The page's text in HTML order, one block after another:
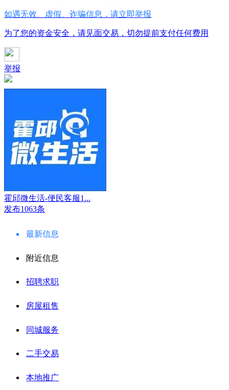
如遇无效、虚假、诈骗信息，请立即举报
为了您的资金安全，请见面交易，切勿提前支付任何费用
举报
霍邱微生活-便民客服1...
发布1063条
最新信息
附近信息
招聘求职
房屋租售
同城服务
二手交易
本地推广